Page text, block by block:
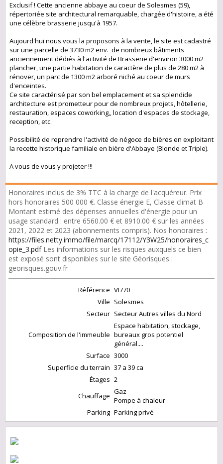
Exclusif ! Cette ancienne abbaye au coeur de Solesmes (59),
répertoriée site architectural remarquable, chargée d'histoire, a été
une célèbre brasserie jusqu'à 1957.
Aujourd'hui nous vous la proposons à la vente, le site est cadastré
sur une parcelle de 3730 m2 env. de nombreux bâtiments
anciennement dédiés à l'activité de Brasserie d'environ 3000 m2
plancher, une partie habitation de caractère de plus de 280 m2 à
rénover, un parc de 1300 m2 arboré niché au coeur de murs
d'enceintes.
Ce site caractérisé par son bel emplacement et sa splendide
architecture est prometteur pour de nombreux projets, hôtellerie,
restauration, espaces coworking,, location d'espaces de stockage,
reception, etc.
Possibilité de reprendre l'activité de négoce de bières en exploitant
la recette historique familiale en bière d'Abbaye (Blonde et Triple).
A vous de vous y projeter !!!
Honoraires inclus de 3% TTC à la charge de l'acquéreur. Prix
hors honoraires 500 000 €. Classe énergie E, Classe climat B
Montant estimé des dépenses annuelles d'énergie pour un
usage standard : entre 6560.00 € et 8910.00 € sur les années
2021, 2022 et 2023 (abonnements compris). Nos honoraires :
https://files.netty.immo/file/marcq/17112/Y3W25/honoraires_c
opie_3.pdfLes informations sur les risques auxquels ce bien
est exposé sont disponibles sur le site Géorisques :
georisques.gouv.fr
Référence VI770
Ville Solesmes
Secteur Secteur Autres villes du Nord
Composition de l'immeuble
Espace habitation, stockage,
bureaux gros potentiel
général....
Surface 3000
Superficie du terrain 37 a 39 ca
Étages 2
Chauffage Gaz
Pompe à chaleur
Parking Parking privé